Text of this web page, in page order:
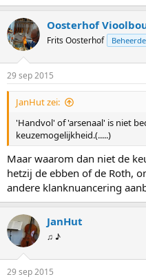
Oosterhof
Frits Oosterhof
29 sep 2015
JanHut zei:
'Handvol' of 'arsenaal' is niet
keuzemogelijkheid.(.....)
Maar waarom dan niet de
hetzij de ebben of de Roth,
andere klanknuancering
JanHut
♫ ♪
29 sep 2015